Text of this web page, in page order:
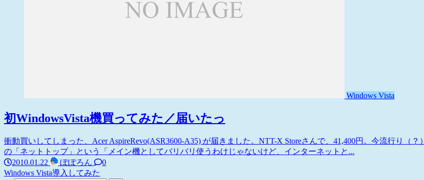
Windows Vista
初WindowsVista機買ってみた／届いたっ
衝動買いしてしまった、Acer AspireRevo(ASR3600-A35) が届きました。NTT-X Storeさんで、41,400円。今流行り（？）
の「ネットトップ」という「メイン機としてバリバリ使うわけじゃないけど、インターネットと...
2010.01.22
ぽぽろん
0
Windows Vista導入してみた